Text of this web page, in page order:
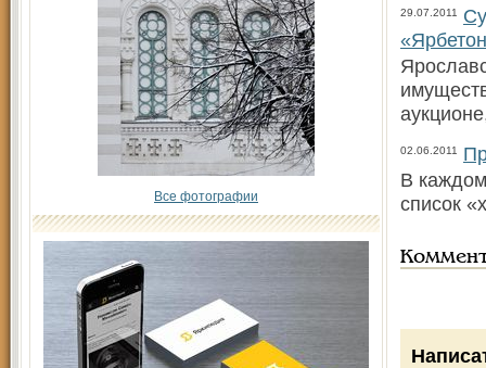
Все фотографии
29.07.2011
02.06.2011
В
список